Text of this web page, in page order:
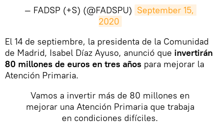
— FADSP (+S) (@FADSPU) September 15,
2020
​El 14 de septiembre, la presidenta de la Comunidad
de Madrid, Isabel Díaz Ayuso, anunció que invertirán
80 millones de euros en tres años para mejorar la
Atención Primaria.
Vamos a invertir más de 80 millones en
mejorar una Atención Primaria que trabaja
en condiciones difíciles.